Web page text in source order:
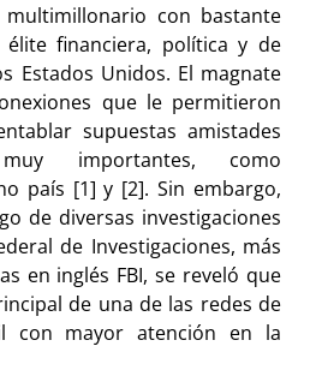
con bastante
financiera, política y de
Estados Unidos. El magnate
que le permitieron
supuestas amistades
importantes, como
país [1] y [2]. Sin embargo,
de diversas investigaciones
de Investigaciones, más
en inglés FBI, se reveló que
de una de las redes de
con mayor atención en la